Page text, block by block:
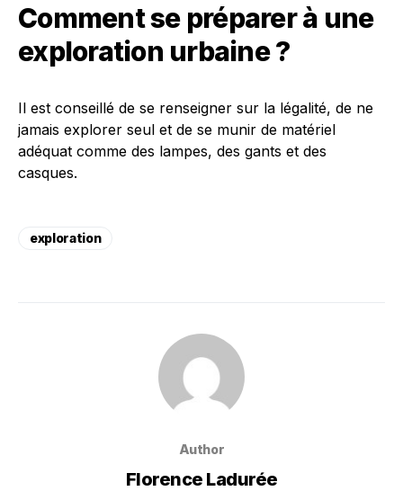
Comment se préparer à une
exploration urbaine ?
Il est conseillé de se renseigner sur la légalité, de ne
jamais explorer seul et de se munir de matériel
adéquat comme des lampes, des gants et des
casques.
exploration
Author
Florence Ladurée